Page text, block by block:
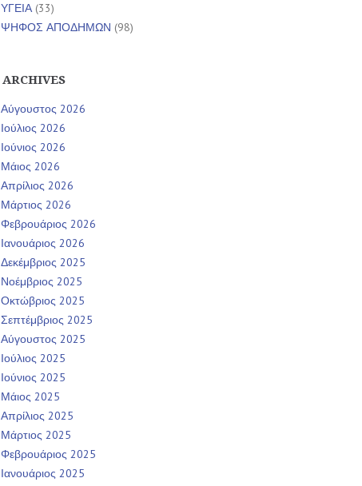
ΥΓΕΙΑ(33)
ΨΗΦΟΣ ΑΠΟΔΗΜΩΝ (98)
ARCHIVES
Αύγουστος 2026
Ιούλιος 2026
Ιούνιος 2026
Μάιος 2026
Απρίλιος 2026
Μάρτιος 2026
Φεβρουάριος 2026
Ιανουάριος 2026
Δεκέμβριος 2025
Νοέμβριος 2025
Οκτώβριος 2025
Σεπτέμβριος 2025
Αύγουστος 2025
Ιούλιος 2025
Ιούνιος 2025
Μάιος 2025
Απρίλιος 2025
Μάρτιος 2025
Φεβρουάριος 2025
Ιανουάριος 2025